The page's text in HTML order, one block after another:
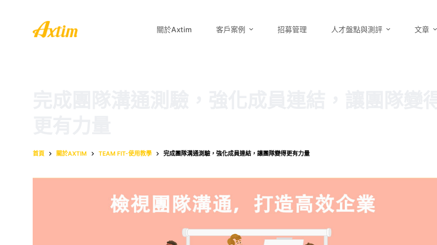
關於Axtim 客戶案例 招募管理 人才盤點與測評 文章
首頁 關於AXTIM TEAM FIT-使用教學 完成團隊溝通測驗，強化成員連結，讓團隊變得更有力量